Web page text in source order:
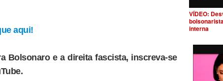
aqui!
Bolsonaro e a direita fascista, inscreva-se
VÍDEO:
interna